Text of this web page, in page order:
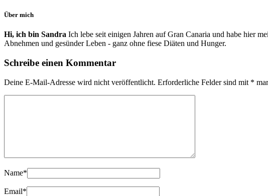
Über mich
Hi, ich bin Sandra Ich lebe seit einigen Jahren auf Gran Canaria und habe hier
Abnehmen und gesünder Leben - ganz ohne fiese Diäten und Hunger.
Schreibe einen Kommentar
Deine E-Mail-Adresse wird nicht veröffentlicht. Erforderliche Felder sind mit *
Name*
Email*